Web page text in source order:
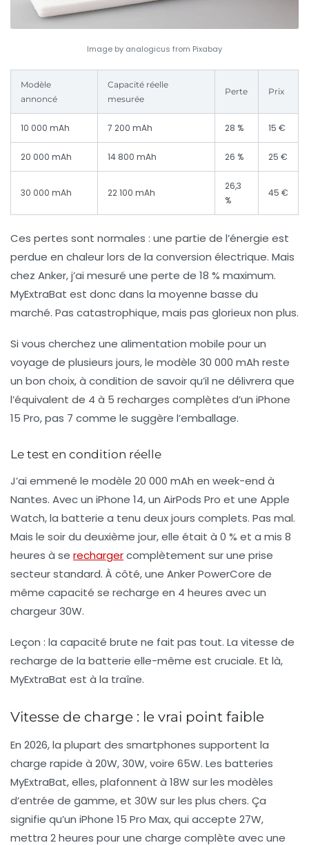
Image by analogicus from Pixabay
Modèle
annoncé
Capacité réelle
mesurée
Perte Prix
10 000 mAh 7 200 mAh 28 % 15 €
20 000 mAh 14 800 mAh 26 % 25 €
30 000 mAh 22 100 mAh
26,3
%
45 €
Ces pertes sont normales : une partie de l’énergie est
perdue en chaleur lors de la conversion électrique. Mais
chez Anker, j’ai mesuré une perte de 18 % maximum.
MyExtraBat est donc dans la moyenne basse du
marché. Pas catastrophique, mais pas glorieux non plus.
Si vous cherchez une alimentation mobile pour un
voyage de plusieurs jours, le modèle 30 000 mAh reste
un bon choix, à condition de savoir qu’il ne délivrera que
l’équivalent de 4 à 5 recharges complètes d’un iPhone
15 Pro, pas 7 comme le suggère l’emballage.
Le test en condition réelle
J’ai emmené le modèle 20 000 mAh en week-end à
Nantes. Avec un iPhone 14, un AirPods Pro et une Apple
Watch, la batterie a tenu deux jours complets. Pas mal.
Mais le soir du deuxième jour, elle était à 0 % et a mis 8
heures à se rechargercomplètement sur une prise
secteur standard. À côté, une Anker PowerCore de
même capacité se recharge en 4 heures avec un
chargeur 30W.
Leçon : la capacité brute ne fait pas tout. La vitesse de
recharge de la batterie elle-même est cruciale. Et là,
MyExtraBat est à la traîne.
Vitesse de charge : le vrai point faible
En 2026, la plupart des smartphones supportent la
charge rapide à 20W, 30W, voire 65W. Les batteries
MyExtraBat, elles, plafonnent à 18W sur les modèles
d’entrée de gamme, et 30W sur les plus chers. Ça
signifie qu’un iPhone 15 Pro Max, qui accepte 27W,
mettra 2 heures pour une charge complète avec une